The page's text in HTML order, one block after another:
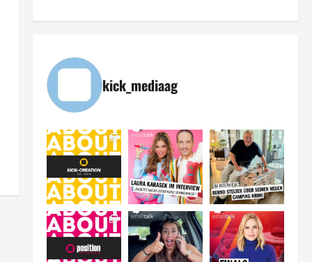
kick_mediaag